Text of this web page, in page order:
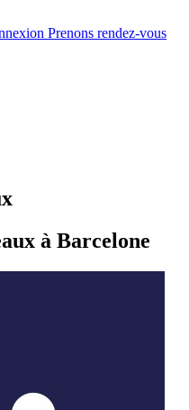
Prenons rendez-vous
à Barcelone